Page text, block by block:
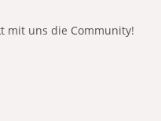
mit uns die Community!